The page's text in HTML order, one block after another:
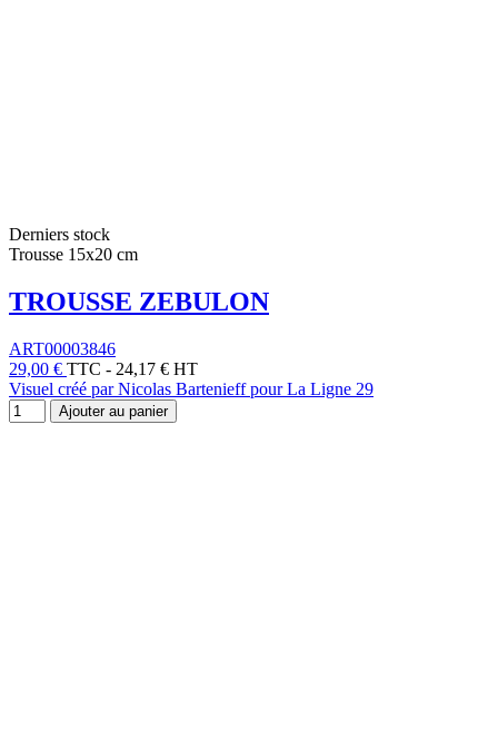
Derniers stock
Trousse 15x20 cm
TROUSSE ZEBULON
ART00003846
29,00 € TTC - 24,17 € HT
Visuel créé par Nicolas Bartenieff pour La Ligne 29
Ajouter au panier